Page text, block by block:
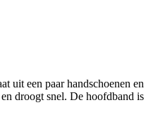
uit een paar handschoenen
droogt snel. De hoofdband